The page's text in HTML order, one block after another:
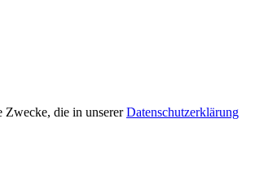
Zwecke, die in unsererDatenschutzerklärung